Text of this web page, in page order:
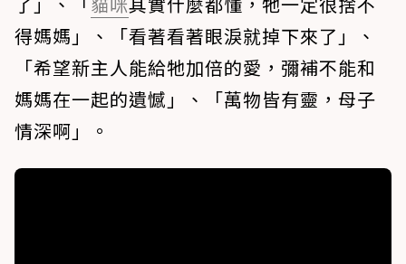
得媽媽」、「看著看著眼淚就掉下來了」、
「希望新主人能給牠加倍的愛，彌補不能和
媽媽在一起的遺憾」、「萬物皆有靈，母子
情深啊」。